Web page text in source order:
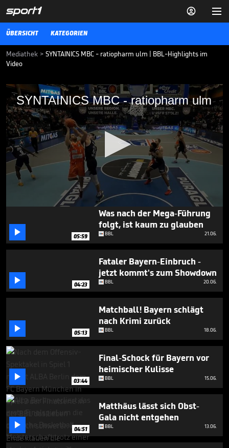


ÜBERSICHT KATEGORIEN
Mediathek > SYNTAINICS MBC - ratiopharm ulm | BBL-Highlights im
Video
SYNTAINICS MBC - ratiopharm ulm
of
minutes,
16
SYNTAINICS MBC - ratiopharm ulm
Die BBL-Highlights der Partie SYNTAINICS MBC - ratiopharm ulm im
Video.
BBL 14.10.25
 00:42
"Wegweisend": FC Bayern
plant großes Projekt
 05:59
Was nach der Mega-Führung
folgt, ist kaum zu glauben
BBL 21.06.
 04:23
Fataler Bayern-Einbruch -
jetzt kommt's zum Showdown
BBL 20.06.
 05:13
Matchball! Bayern schlägt
nach Krimi zurück
BBL 18.06.
 03:44
Final-Schock für Bayern vor
heimischer Kulisse
BBL 15.06.
 04:51
Matthäus lässt sich Obst-
Gala nicht entgehen
BBL 13.06.